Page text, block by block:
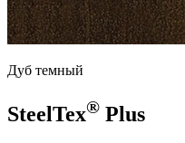
Дуб темный
SteelTex® Plus